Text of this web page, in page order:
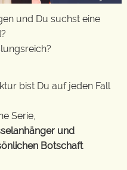
und Du suchst eine
bist Du auf jeden Fall
Serie,
und
Botschaft